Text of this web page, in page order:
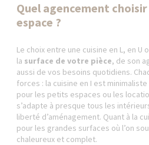
Quel agencement
espace ?
Le choix entre une cuisine en L, en U
la surface de votre pièce, de son
aussi de vos besoins quotidiens.
forces : la cuisine en I est
pour les petits espaces ou les
s’adapte à presque tous les
liberté d’aménagement. Quant à la
pour les grandes surfaces où l’on
chaleureux et complet.